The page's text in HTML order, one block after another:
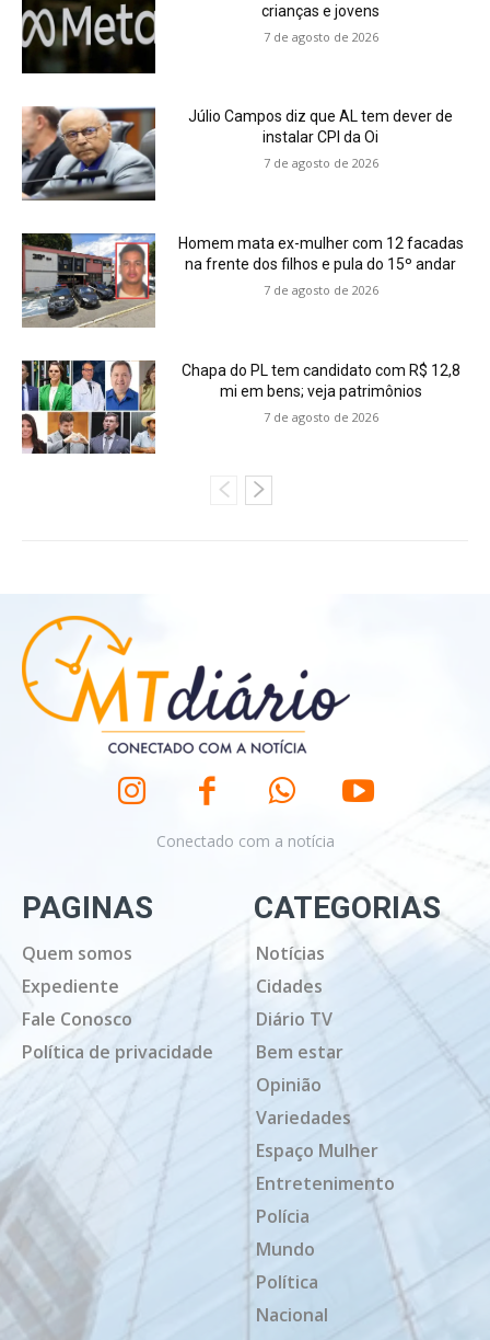
crianças e jovens
7 de agosto de 2026
Júlio Campos diz que AL tem dever de
instalar CPI da Oi
7 de agosto de 2026
Homem mata ex-mulher com 12 facadas
na frente dos filhos e pula do 15º andar
7 de agosto de 2026
Chapa do PL tem candidato com R$ 12,8
mi em bens; veja patrimônios
7 de agosto de 2026
Conectado com a notícia
PAGINAS
Quem somos
Expediente
Fale Conosco
Política de privacidade
CATEGORIAS
Notícias
Cidades
Diário TV
Bem estar
Opinião
Variedades
Espaço Mulher
Entretenimento
Polícia
Mundo
Política
Nacional